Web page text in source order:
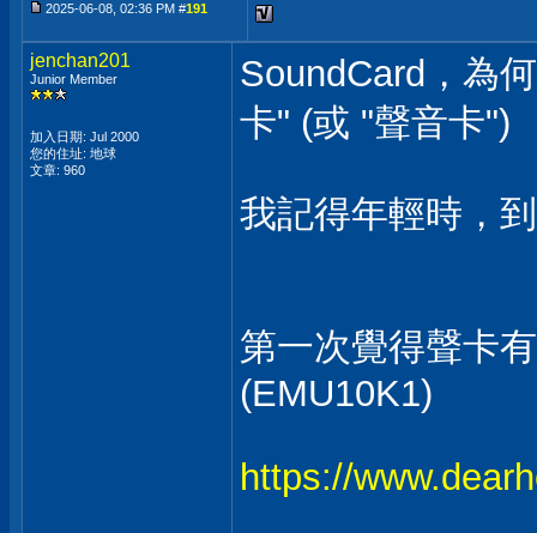
2025-06-08, 02:36 PM #191
jenchan201
Junior Member
加入日期: Jul 2000
您的住址: 地球
文章: 960
SoundCard，為
卡" (或 "聲音卡")
我記得年輕時，
第一次覺得聲卡
(EMU10K1)
https://